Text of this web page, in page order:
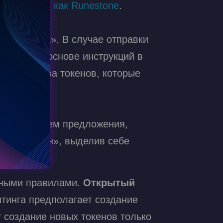
известны как Runestone.
«рунах». В случае отправки
на основе инструкций в
токенов, которые
объем предложения,
«премайн», выделив себе
правилами. Открытый
предполагает создание
создание новых токенов только